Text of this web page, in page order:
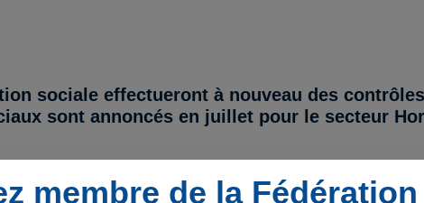
sociale effectueront à nouveau des
sont annoncés en juillet pour le secteur
membre de la